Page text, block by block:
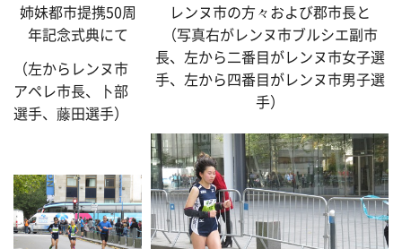
姉妹都市提携50周
年記念式典にて
（左からレンヌ市
アペレ市長、卜部
選手、藤田選手）
レンヌ市の方々および郡市長と
（写真右がレンヌ市ブルシエ副市
長、左から二番目がレンヌ市女子選
手、左から四番目がレンヌ市男子選
手）